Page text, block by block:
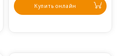
Купить онлайн